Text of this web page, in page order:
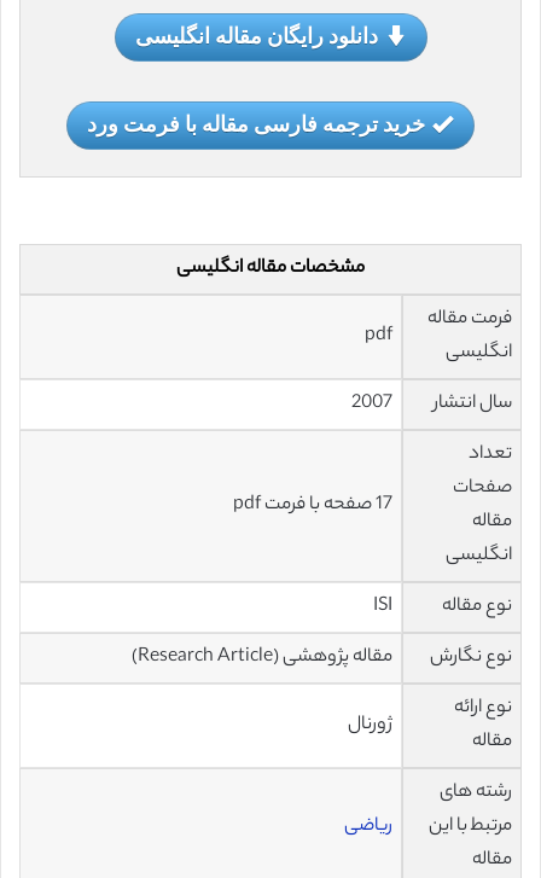
دانلود رایگان مقاله انگلیسی
خرید ترجمه فارسی مقاله با فرمت ورد
مشخصات مقاله انگلیسی
فرمت مقاله
انگلیسی
pdf
سال انتشار
2007
تعداد
صفحات
مقاله
انگلیسی
17 صفحه با فرمت pdf
نوع مقاله
ISI
نوع نگارش
مقاله پژوهشی (Research Article)
نوع ارائه
مقاله
ژورنال
رشته های
مرتبط با این
مقاله
ریاضی